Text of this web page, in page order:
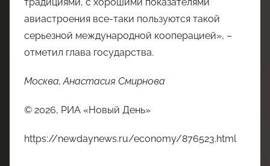
традициями, с хорошими показателями
авиастроения все-таки пользуются такой
серьезной международной кооперацией», –
отметил глава государства.
Москва, Анастасия Смирнова
© 2026, РИА «Новый День»
https://newdaynews.ru/economy/876523.html